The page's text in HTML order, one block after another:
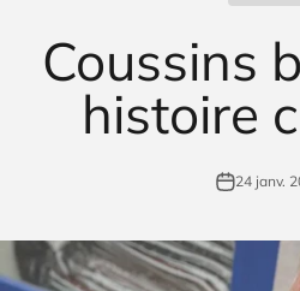
Coussins
histoire
24 janv.